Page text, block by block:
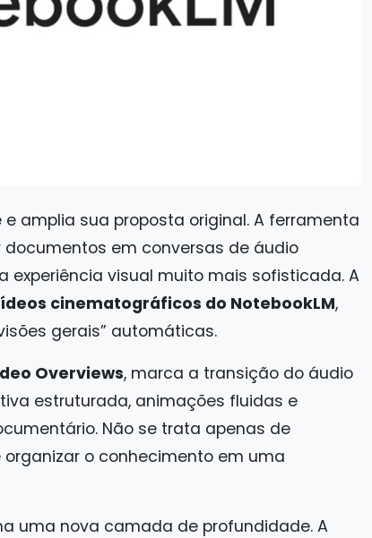
amplia sua proposta original. A ferramenta
em conversas de áudio
experiência visual muito mais sofisticada. A
cinematográficos do NotebookLM,
gerais” automáticas.
Overviews, marca a transição do áudio
estruturada, animações fluidas e
Não se trata apenas de
o conhecimento em uma
uma nova camada de profundidade. A